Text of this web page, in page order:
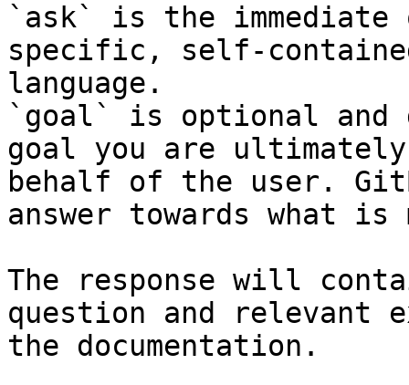
`ask` is the
specific, self-
language.
`goal` is optional and
goal you are
behalf of the user.
answer towards what
The response will
question and relevant
the documentation.